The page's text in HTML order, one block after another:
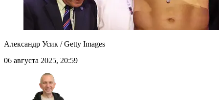
Александр Усик / Getty Images
06 августа 2025, 20:59